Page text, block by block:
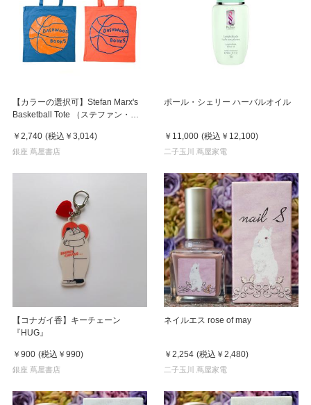
【カラーの選択可】Stefan Marx's
Basketball Tote （ステファン・マ
￥2,740 (税込 ￥3,014)
銀座 蔦屋書店
ポール・シェリー ハーバルオイル
￥11,000 (税込 ￥12,100)
二子玉川 蔦屋家電
【コナガイ香】キーチェーン
『HUG』
￥900 (税込 ￥990)
銀座 蔦屋書店
ネイルエス rose of may
￥2,254 (税込 ￥2,480)
二子玉川 蔦屋家電